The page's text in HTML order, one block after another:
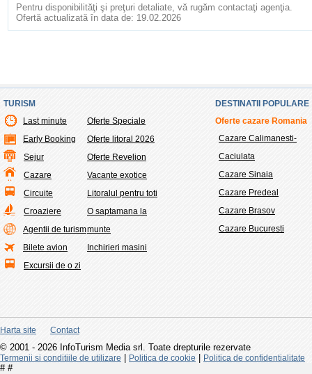
Pentru disponibilităţi şi preţuri detaliate, vă rugăm contactaţi agenţia.
Ofertă actualizată în data de: 19.02.2026
TURISM
Last minute
Early Booking
Sejur
Cazare
Circuite
Croaziere
Agentii de turism
Bilete avion
Excursii de o zi
Oferte Speciale
Oferte litoral 2026
Oferte Revelion
Vacante exotice
Litoralul pentru toti
O saptamana la
munte
Inchirieri masini
DESTINATII POPULARE
Oferte cazare Romania
Cazare Calimanesti-
Caciulata
Cazare Sinaia
Cazare Predeal
Cazare Brasov
Cazare Bucuresti
Harta site Contact
© 2001 - 2026 InfoTurism Media srl. Toate drepturile rezervate
Termenii si conditiile de utilizare Politica de cookie Politica de confidentialitate
# #